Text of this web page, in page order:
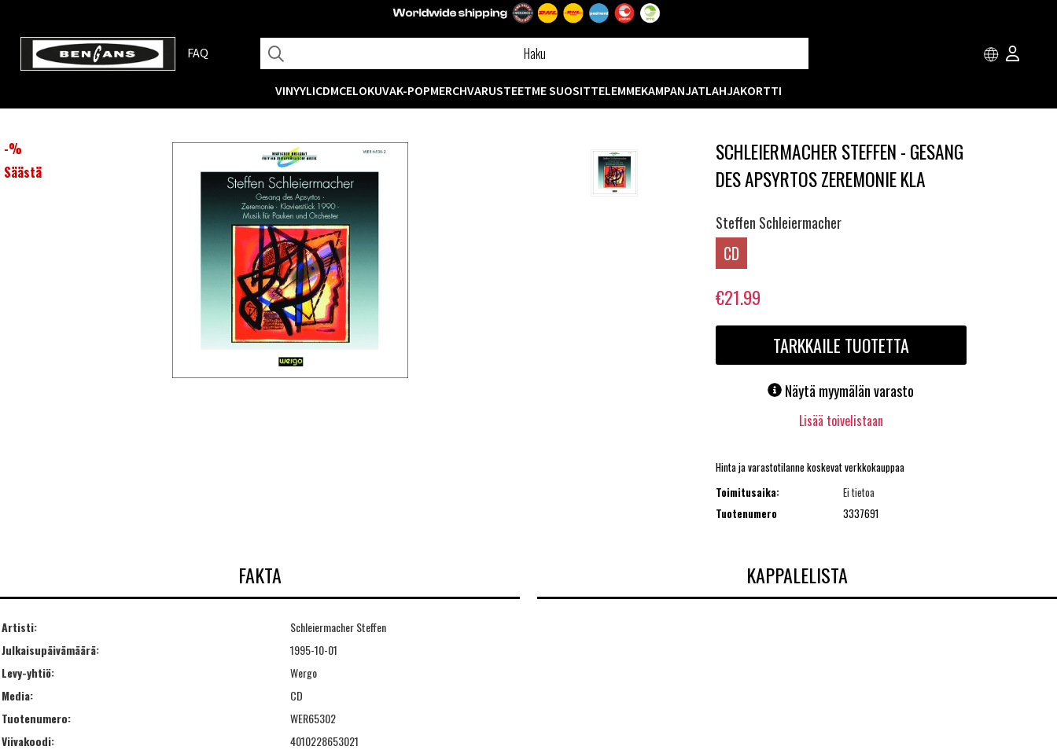
FAQ
VINYYLICDMCELOKUVAK-POPMERCHVARUSTEETME SUOSITTELEMMEKAMPANJATLAHJAKORTTI
-%
Säästä
SCHLEIERMACHER STEFFEN - GESANG
DES APSYRTOS ZEREMONIE KLA
Steffen Schleiermacher
CD
€21.99
TARKKAILE TUOTETTA
Näytä myymälän varasto
Lisää toivelistaan
Hinta ja varastotilanne koskevat verkkokauppaa
Toimitusaika:
Ei tietoa
Tuotenumero
3337691
FAKTA
Artisti:
Schleiermacher Steffen
Julkaisupäivämäärä:
1995-10-01
Levy-yhtiö:
Wergo
Media:
CD
Tuotenumero:
WER65302
Viivakoodi:
4010228653021
KAPPALELISTA